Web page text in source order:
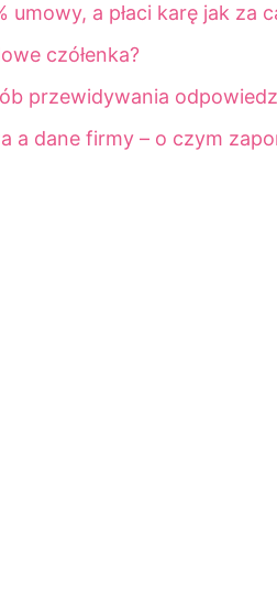
umowy, a płaci karę jak za
czółenka?
przewidywania
a dane firmy – o czym